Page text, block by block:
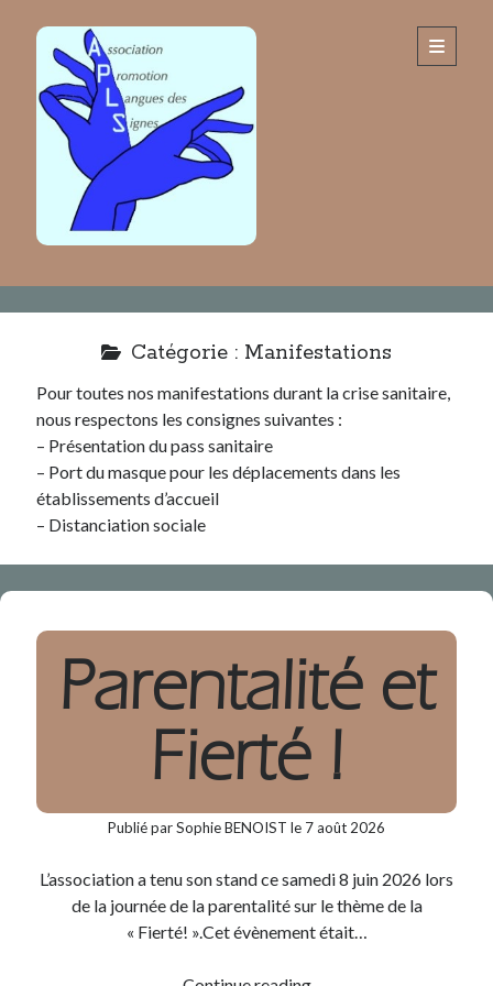
Association
Promotion
Langues
Signes
open
primary
Sidebar
Articles récents
Festival Chalon dans la rue 2026
Catégorie : Manifestations
Pour toutes nos manifestations durant la crise sanitaire,
nous respectons les consignes suivantes :
– Présentation du pass sanitaire
– Port du masque pour les déplacements dans les
établissements d’accueil
– Distanciation sociale
Parentalité et
Fierté !
Publié par Sophie BENOIST le 7 août 2026
L’association a tenu son stand ce samedi 8 juin 2026 lors
de la journée de la parentalité sur le thème de la
« Fierté! ».Cet évènement était…